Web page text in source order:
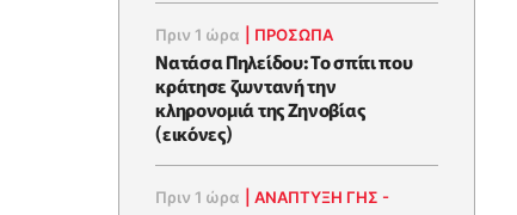
Πριν 1 ώρα ΠΡΟΣΩΠΑ
Νατάσα Πηλείδου: Το σπίτι που
κράτησε ζωντανή την
κληρονομιά της Ζηνοβίας
(εικόνες)
Πριν 1 ώρα |ΑΝΑΠΤΥΞΗ ΓΗΣ -